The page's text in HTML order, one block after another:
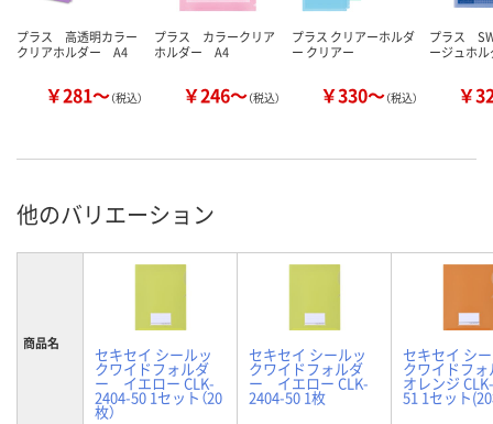
プラス 高透明カラー
クリアホルダー A4
￥281～（税込）
プラス カラークリア
ホルダー A4
￥246～（税込）
プラス クリアーホルダ
ー クリアー
￥330～（税込）
プラス
ージュホ
￥
他のバリエーション
商品名
セキセイ シールッ
クワイドフォルダ
ー イエロー CLK-
2404-50 1セット（20
枚）
セキセイ シールッ
クワイドフォルダ
ー イエロー CLK-
2404-50 1枚
セキセイ シ
クワイドフ
オレンジ
51 1セット